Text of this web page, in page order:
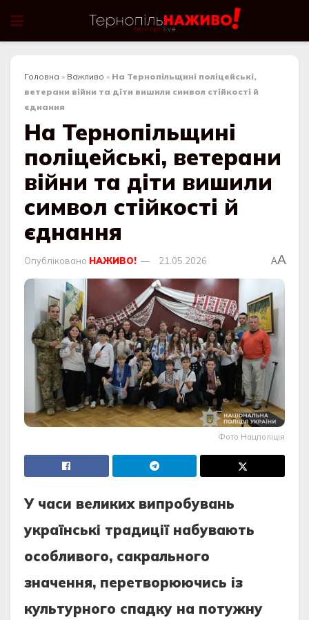
Головна » Важливо » На Тернопільщині поліцейські,
ветерани війни та діти вишили символ стійкості й
єднання
На Тернопільщині
поліцейські, ветерани
війни та діти вишили
символ стійкості й
єднання
Опубліковано НАЖИВО! 21.05.2026 AA
Фото Нацполіція
У часи великих випробувань
українські традиції набувають
особливого, сакрального
значення, перетворюючись із
культурного спадку на потужну